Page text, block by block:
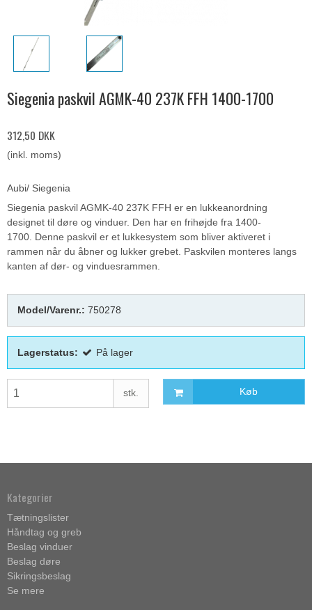
Siegenia paskvil AGMK-40 237K FFH 1400-1700
312,50 DKK
(inkl. moms)
Aubi/ Siegenia
Siegenia paskvil AGMK-40 237K FFH er en lukkeanordning
designet til døre og vinduer. Den har en frihøjde fra 1400-
1700. Denne paskvil er et lukkesystem som bliver aktiveret i
rammen når du åbner og lukker grebet. Paskvilen monteres langs
kanten af dør- og vinduesrammen.
Model/Varenr.: 750278
Lagerstatus: På lager
stk. Køb
Kategorier
Tætningslister
Håndtag og greb
Beslag vinduer
Beslag døre
Sikringsbeslag
Se mere